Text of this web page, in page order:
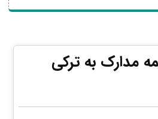
مدارک به ترکی